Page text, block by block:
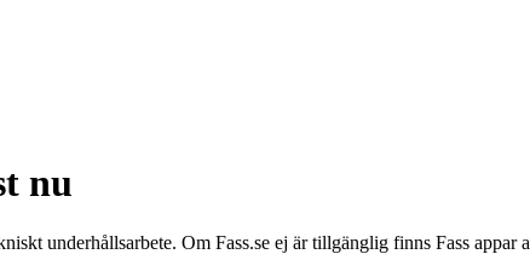
nu
underhållsarbete. Om Fass.se ej är tillgänglig finns Fass appar